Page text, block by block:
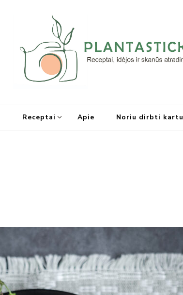
Receptai Apie Noriu dirbti kartu